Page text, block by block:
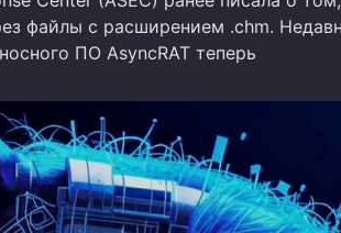
файлы с расширением .chm.
ПО AsyncRAT теперь